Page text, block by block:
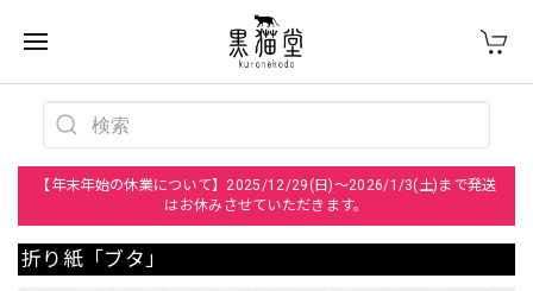
【年末年始の休業について】2025/12/29(日)～2026/1/3(土)まで発送
はお休みさせていただきます。
折り紙「ブタ」